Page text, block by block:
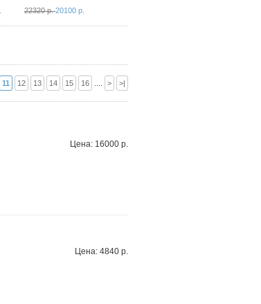
22320 р.20100 р.
11 12 13 14 15 16 > >|
Цена: 16000 р.
Цена: 4840 р.